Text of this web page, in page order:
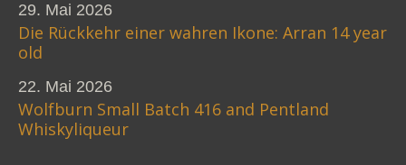
29. Mai 2026
Die Rückkehr einer wahren Ikone: Arran 14 year
old
22. Mai 2026
Wolfburn Small Batch 416 and Pentland
Whiskyliqueur